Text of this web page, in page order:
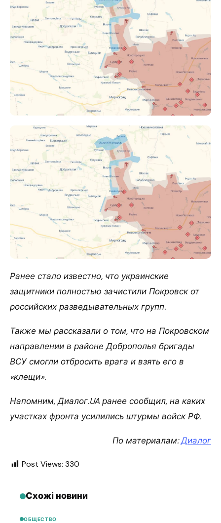
Ранее стало известно, что украинские
защитники полностью зачистили Покровск от
российских разведывательных групп.
Также мы рассказали о том, что на Покровском
направлении в районе Доброполья бригады
ВСУ смогли отбросить врага и взять его в
«клещи».
Напомним, Диалог.UA ранее сообщил, на каких
участках фронта усилились штурмы войск РФ.
По материалам:Диалог
Post Views: 330
Схожі новини
ОБЩЕСТВО